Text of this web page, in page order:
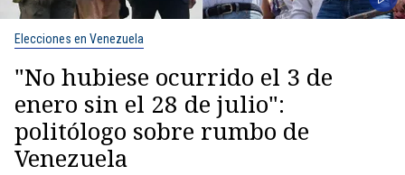
Elecciones en Venezuela
"No hubiese ocurrido el 3 de
enero sin el 28 de julio":
politólogo sobre rumbo de
Venezuela